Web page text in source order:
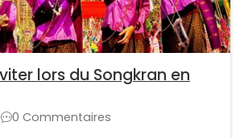
lors du Songkran en
0 Commentaires